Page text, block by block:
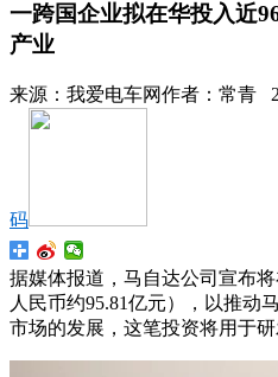
一跨国企业拟在华投入近
产业
来源： 我爱电车网作者： 常青
码
据媒体报道，马自达公司宣布
人民币约95.81亿元），以推动
市场的发展，这笔投资将用于研